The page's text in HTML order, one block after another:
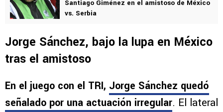
Santiago Giménez en el amistoso de México
vs. Serbia
Jorge Sánchez, bajo la lupa en México
tras el amistoso
En el juego con el TRI, Jorge Sánchez quedó
señalado por una actuación irregular. El lateral